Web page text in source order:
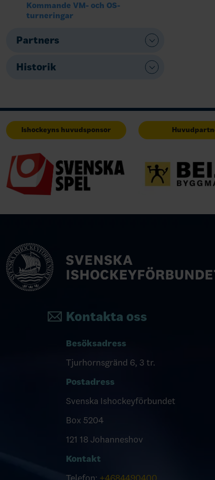
Kommande VM- och OS-
turneringar
Partners
Historik
Ishockeyns huvudsponsor
Kontakta oss
Besöksadress
Tjurhornsgränd 6, 3 tr.
Postadress
Svenska Ishockeyförbundet
Box 5204
121 18 Johanneshov
Kontakt